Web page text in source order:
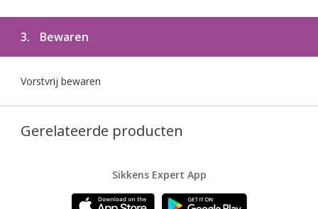
3. Bewaren
Vorstvrij bewaren
Gerelateerde producten
Sikkens Expert App